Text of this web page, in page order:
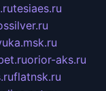
tesiaes.ru
orior-aks.ru
flatnsk.ru